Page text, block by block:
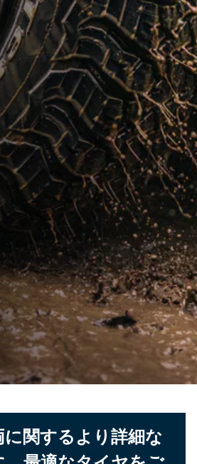
に関するより詳細な